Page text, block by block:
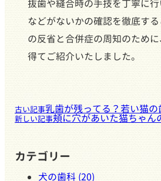
抜歯や縫合時の手技を丁寧に
などがないかの確認を徹底す
の反省と合併症の周知のため
得てご紹介いたしました。
古い記事乳歯が残ってる？若い猫
新しい記事頬に穴があいた猫ちゃん
カテゴリー
犬の歯科 (20)